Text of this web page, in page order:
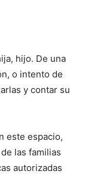
hijo. De una
o intento de
y contar su
este espacio,
las familias
autorizadas